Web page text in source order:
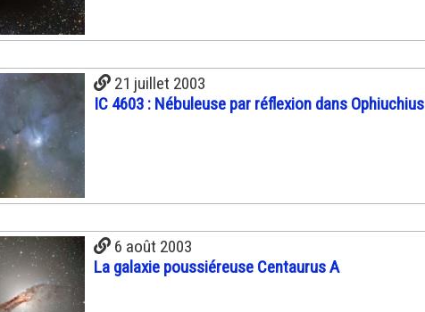
21 juillet 2003
IC 4603 : Nébuleuse par réflexion dans Ophiuchius
6 août 2003
La galaxie poussiéreuse Centaurus A